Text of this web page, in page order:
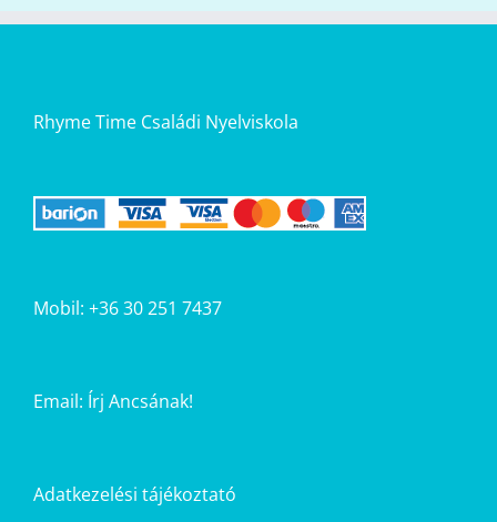
Rhyme Time Családi Nyelviskola
Mobil: +36 30 251 7437
Email: Írj Ancsának!
Adatkezelési tájékoztató